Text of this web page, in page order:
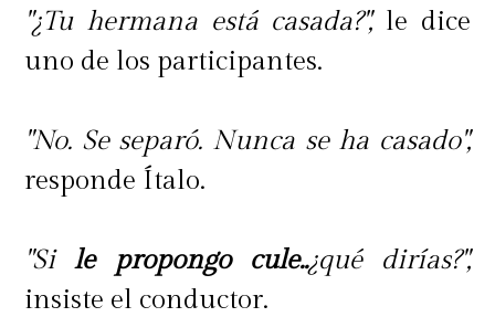
"¿Tu hermana está casada?",le dice
uno de los participantes.
"No. Se separó. Nunca se ha casado",
responde Ítalo.
"Sile propongo cule..¿qué dirías?",
insiste el conductor.